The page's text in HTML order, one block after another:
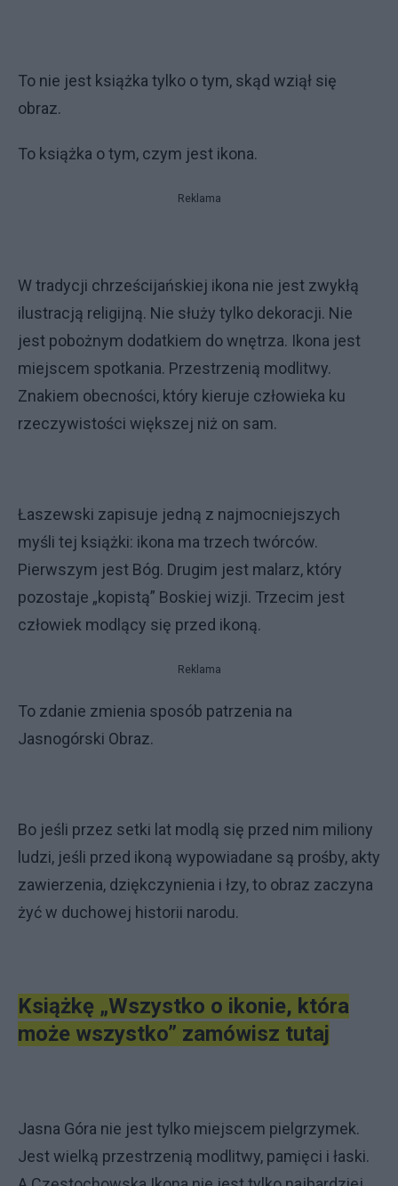
To nie jest książka tylko o tym, skąd wziął się
obraz.
To książka o tym, czym jest ikona.
Reklama
W tradycji chrześcijańskiej ikona nie jest zwykłą
ilustracją religijną. Nie służy tylko dekoracji. Nie
jest pobożnym dodatkiem do wnętrza. Ikona jest
miejscem spotkania. Przestrzenią modlitwy.
Znakiem obecności, który kieruje człowieka ku
rzeczywistości większej niż on sam.
Łaszewski zapisuje jedną z najmocniejszych
myśli tej książki: ikona ma trzech twórców.
Pierwszym jest Bóg. Drugim jest malarz, który
pozostaje „kopistą” Boskiej wizji. Trzecim jest
człowiek modlący się przed ikoną.
Reklama
To zdanie zmienia sposób patrzenia na
Jasnogórski Obraz.
Bo jeśli przez setki lat modlą się przed nim miliony
ludzi, jeśli przed ikoną wypowiadane są prośby, akty
zawierzenia, dziękczynienia i łzy, to obraz zaczyna
żyć w duchowej historii narodu.
Książkę „Wszystko o ikonie, która
może wszystko” zamówisz tutaj
Jasna Góra nie jest tylko miejscem pielgrzymek.
Jest wielką przestrzenią modlitwy, pamięci i łaski.